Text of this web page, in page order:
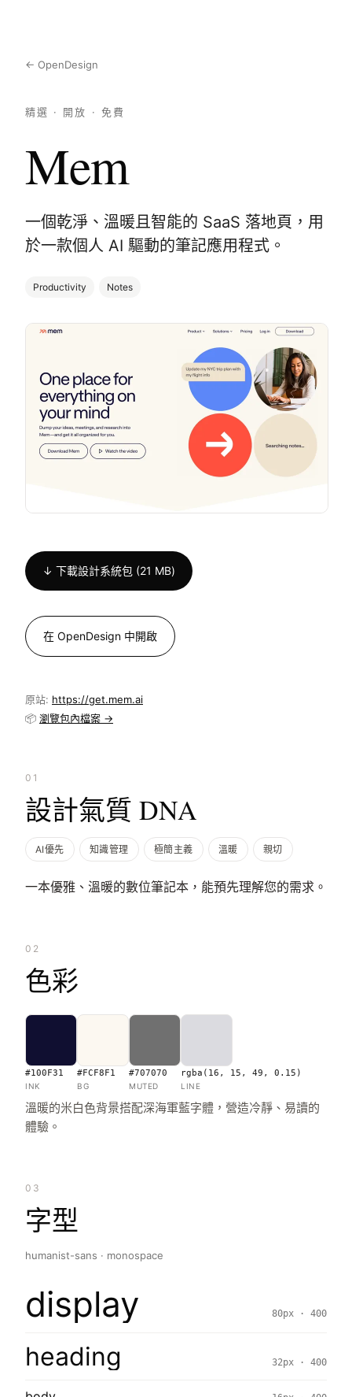
← OpenDesign
精選 · 開放 · 免費
Mem
一個乾淨、溫暖且智能的 SaaS 落地頁，用
於一款個人 AI 驅動的筆記應用程式。
Productivity Notes
↓ 下載設計系統包 (21 MB)
在 OpenDesign 中開啟
原站: https://get.mem.ai
📦 瀏覽包內檔案 →
01
設計氣質 DNA
AI優先 知識管理 極簡主義 溫暖 親切
一本優雅、溫暖的數位筆記本，能預先理解您的需求。
02
色彩
#100F31
INK
#FCF8F1
BG
#707070
MUTED
rgba(16, 15, 49, 0.15)
LINE
溫暖的米白色背景搭配深海軍藍字體，營造冷靜、易讀的
體驗。
03
字型
humanist-sans · monospace
display 80px · 400
heading 32px · 400